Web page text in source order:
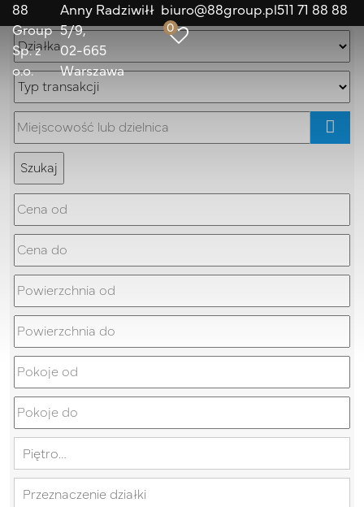
88
Group
Sp. z
o.o.
Anny Radziwiłł
5/9
02-665
Warszawa
biuro@88group.pl511 71 88 88
0
Piętro…
Przeznaczenie działki